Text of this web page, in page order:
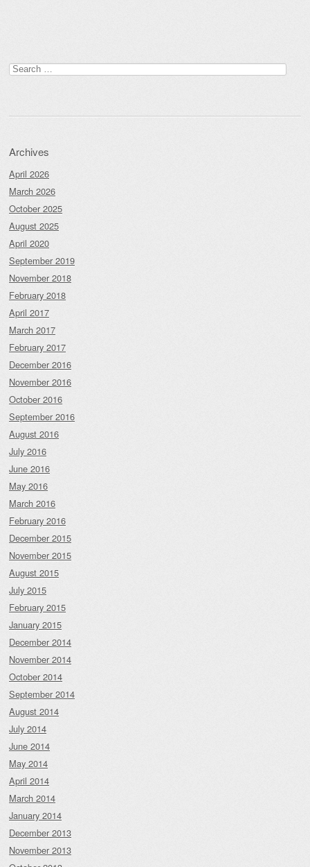
Search
for:
Archives
April 2026
March 2026
October 2025
August 2025
April 2020
September 2019
November 2018
February 2018
April 2017
March 2017
February 2017
December 2016
November 2016
October 2016
September 2016
August 2016
July 2016
June 2016
May 2016
March 2016
February 2016
December 2015
November 2015
August 2015
July 2015
February 2015
January 2015
December 2014
November 2014
October 2014
September 2014
August 2014
July 2014
June 2014
May 2014
April 2014
March 2014
January 2014
December 2013
November 2013